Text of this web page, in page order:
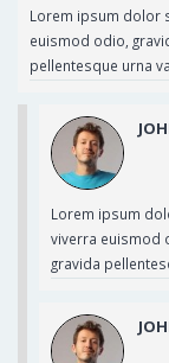
Lorem ipsum dolor
euismod odio,
pellentesque urna
Lorem ipsum
viverra euismod
gravida